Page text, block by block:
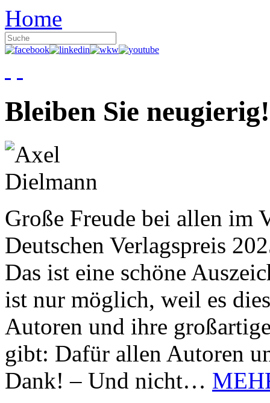
Home
Bleiben Sie neugierig!
Große Freude bei allen im
Deutschen Verlagspreis
Das ist eine schöne
ist nur möglich, weil es
Autoren und ihre
gibt: Dafür allen Autoren
Dank! – Und nicht…